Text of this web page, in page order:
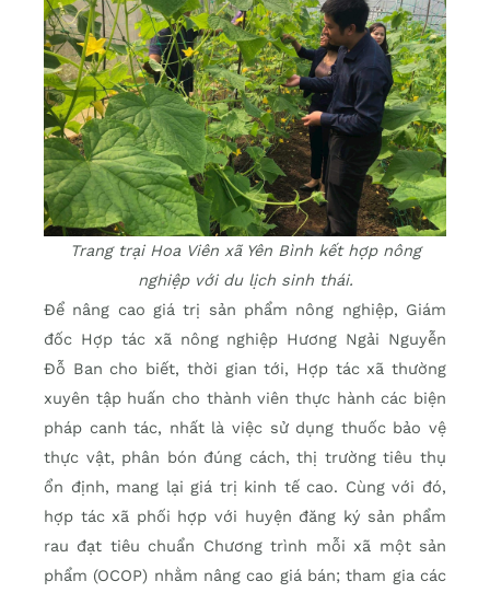
Trang trại Hoa Viên xã Yên Bình kết hợp nông
nghiệp với du lịch sinh thái.
Để nâng cao giá trị sản phẩm nông nghiệp, Giám
đốc Hợp tác xã nông nghiệp Hương Ngải Nguyễn
Đỗ Ban cho biết, thời gian tới, Hợp tác xã thường
xuyên tập huấn cho thành viên thực hành các biện
pháp canh tác, nhất là việc sử dụng thuốc bảo vệ
thực vật, phân bón đúng cách, thị trường tiêu thụ
ổn định, mang lại giá trị kinh tế cao. Cùng với đó,
hợp tác xã phối hợp với huyện đăng ký sản phẩm
rau đạt tiêu chuẩn Chương trình mỗi xã một sản
phẩm (OCOP) nhằm nâng cao giá bán; tham gia các